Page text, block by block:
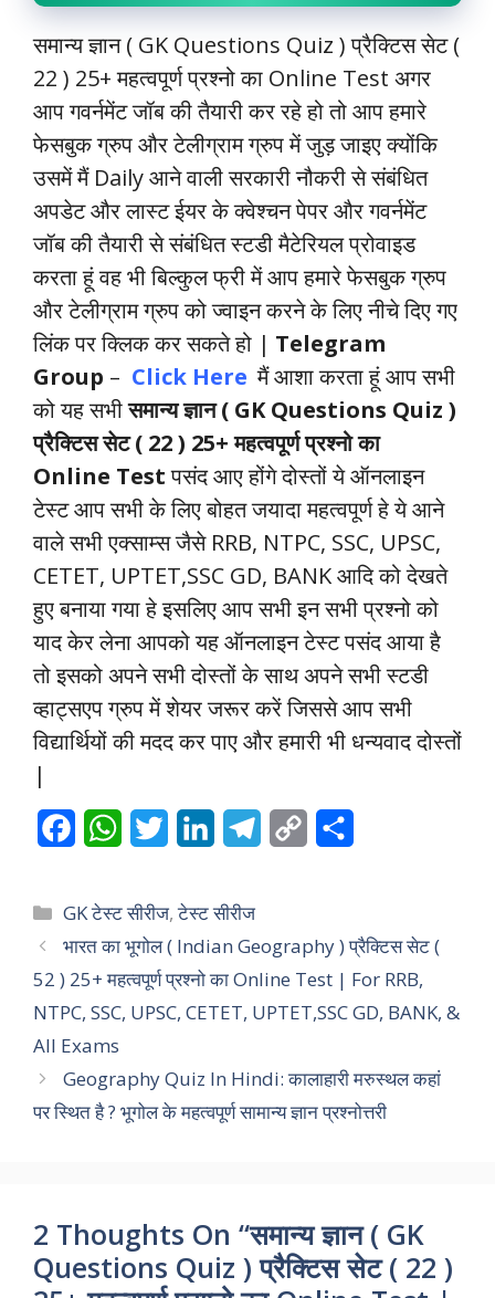
समान्य ज्ञान ( GK Questions Quiz ) प्रैक्टिस सेट (
22 ) 25+ महत्वपूर्ण प्रश्नो का Online Test अगर
आप गवर्नमेंट जॉब की तैयारी कर रहे हो तो आप हमारे
फेसबुक ग्रुप और टेलीग्राम ग्रुप में जुड़ जाइए क्योंकि
उसमें मैं Daily आने वाली सरकारी नौकरी से संबंधित
अपडेट और लास्ट ईयर के क्वेश्चन पेपर और गवर्नमेंट
जॉब की तैयारी से संबंधित स्टडी मैटेरियल प्रोवाइड
करता हूं वह भी बिल्कुल फ्री में आप हमारे फेसबुक ग्रुप
और टेलीग्राम ग्रुप को ज्वाइन करने के लिए नीचे दिए गए
लिंक पर क्लिक कर सकते हो | Telegram
Group – Click Here मैं आशा करता हूं आप सभी
को यह सभीसमान्य ज्ञान ( GK Questions Quiz )
प्रैक्टिस सेट ( 22 ) 25+ महत्वपूर्ण प्रश्नो का
Online Testपसंद आए होंगे दोस्तों ये ऑनलाइन
टेस्ट आप सभी के लिए बोहत जयादा महत्वपूर्ण हे ये आने
वाले सभी एक्साम्स जैसे RRB, NTPC, SSC, UPSC,
CETET, UPTET,SSC GD, BANK आदि को देखते
हुए बनाया गया हे इसलिए आप सभी इन सभी प्रश्नो को
याद केर लेना आपको यह ऑनलाइन टेस्ट पसंद आया है
तो इसको अपने सभी दोस्तों के साथ अपने सभी स्टडी
व्हाट्सएप ग्रुप में शेयर जरूर करें जिससे आप सभी
विद्यार्थियों की मदद कर पाए और हमारी भी धन्यवाद दोस्तों
|
c
e
b
o
o
k
W
a
t
s
A
p
i
t
t
e
n
k
e
d
n
e
g
r
m
y
L
i
k
r
e
Categories
GK टेस्ट सीरीज,टेस्ट सीरीज
भारत का भूगोल ( Indian Geography ) प्रैक्टिस सेट (
52 ) 25+ महत्वपूर्ण प्रश्नो का Online Test | For RRB,
NTPC, SSC, UPSC, CETET, UPTET,SSC GD, BANK, &
All Exams
Geography Quiz In Hindi: कालाहारी मरुस्थल कहां
पर स्थित है ? भूगोल के महत्वपूर्ण सामान्य ज्ञान प्रश्नोत्तरी
2 Thoughts On “समान्य ज्ञान ( GK
Questions Quiz ) प्रैक्टिस सेट ( 22 )